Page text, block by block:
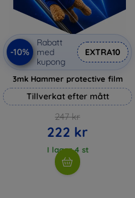
-10%
Rabatt
med
kupong
EXTRA10
3mk Hammer protective film
Tillverkat efter mått
247 kr
222 kr
I lager 4 st